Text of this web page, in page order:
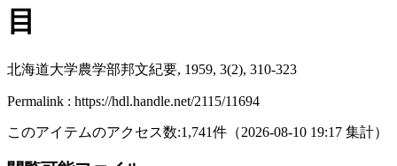
目
北海道大学農学部邦文紀要, 1959, 3(2), 310-323
Permalink : https://hdl.handle.net/2115/11694
このアイテムのアクセス数:1,741件 （2026-08-10 19:17 集計）